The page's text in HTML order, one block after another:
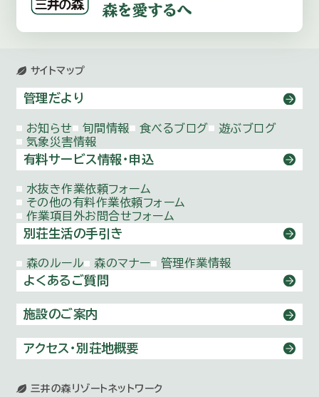
サイトマップ
管理だより
お知らせ 旬間情報 食べるブログ
遊ぶブログ
気象災害情報
有料サービス情報・申込
水抜き作業依頼フォーム
その他の有料作業依頼フォーム
作業項目外お問合せフォーム
別荘生活の手引き
森のルール 森のマナー 管理作業情報
よくあるご質問
施設のご案内
アクセス・別荘地概要
三井の森リゾートネットワーク